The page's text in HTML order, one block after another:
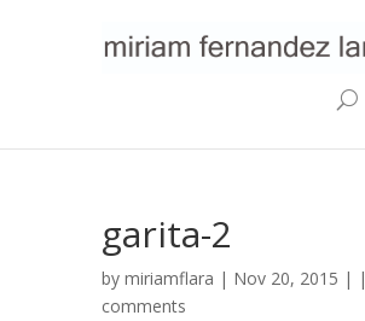
garita-2
by miriamflara | Nov 20, 2015 | |
comments